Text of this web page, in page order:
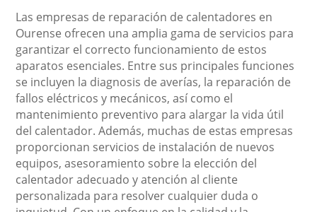
Las empresas de reparación de calentadores en
Ourense ofrecen una amplia gama de servicios para
garantizar el correcto funcionamiento de estos
aparatos esenciales. Entre sus principales funciones
se incluyen la diagnosis de averías, la reparación de
fallos eléctricos y mecánicos, así como el
mantenimiento preventivo para alargar la vida útil
del calentador. Además, muchas de estas empresas
proporcionan servicios de instalación de nuevos
equipos, asesoramiento sobre la elección del
calentador adecuado y atención al cliente
personalizada para resolver cualquier duda o